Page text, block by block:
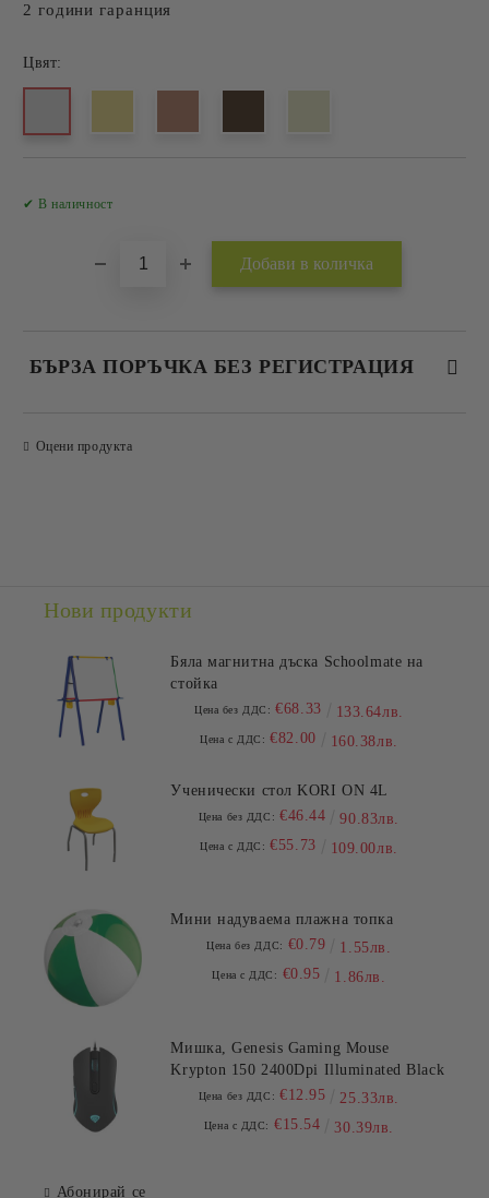
2 години гаранция
Цвят:
✔ В наличност
БЪРЗА ПОРЪЧКА БЕЗ РЕГИСТРАЦИЯ
Оцени продукта
Нови продукти
Бяла магнитна дъска Schoolmate на
стойка
Цена без ДДС: €68.33 133.64лв.
Цена с ДДС: €82.00 160.38лв.
Ученически стол KORI ON 4L
Цена без ДДС: €46.44 90.83лв.
Цена с ДДС: €55.73 109.00лв.
Мини надуваема плажна топка
Цена без ДДС: €0.79 1.55лв.
Цена с ДДС: €0.95 1.86лв.
Мишка, Genesis Gaming Mouse
Krypton 150 2400Dpi Illuminated Black
Цена без ДДС: €12.95 25.33лв.
Цена с ДДС: €15.54 30.39лв.
Абонирай се